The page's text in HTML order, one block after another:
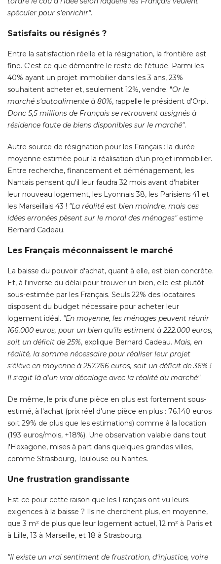
spéculer pour s'enrichir".
Satisfaits ou résignés ?
Entre la satisfaction réelle et la résignation, la frontière est
fine. C'est ce que démontre le reste de l'étude. Parmi les
40% ayant un projet immobilier dans les 3 ans, 23%
souhaitent acheter et, seulement 12%, vendre. "Or le
marché s'autoalimente à 80%, rappelle le président d'Orpi.
Donc 5,5 millions de Français se retrouvent assignés à
résidence faute de biens disponibles sur le marché".
Autre source de résignation pour les Français : la durée
moyenne estimée pour la réalisation d'un projet immobilier.
Entre recherche, financement et déménagement, les
Nantais pensent qu'il leur faudra 32 mois avant d'habiter
leur nouveau logement, les Lyonnais 38, les Parisiens 41 et
les Marseillais 43 ! "La réalité est bien moindre, mais ces
idées erronées pèsent sur le moral des ménages"estime
Bernard Cadeau.
Les Français méconnaissent le marché
La baisse du pouvoir d'achat, quant à elle, est bien concrète.
Et, à l'inverse du délai pour trouver un bien, elle est plutôt
sous-estimée par les Français. Seuls 22% des locataires
disposent du budget nécessaire pour acheter leur
logement idéal. "En moyenne, les ménages peuvent réunir
166.000 euros, pour un bien qu'ils estiment à 222.000 euros,
soit un déficit de 25%, explique Bernard Cadeau. Mais, en
réalité, la somme nécessaire pour réaliser leur projet
s'élève en moyenne à 257.766 euros, soit un déficit de 36% !
Il s'agit là d'un vrai décalage avec la réalité du marché".
De même, le prix d'une pièce en plus est fortement sous-
estimé, à l'achat (prix réel d'une pièce en plus : 76.140 euros
soit 29% de plus que les estimations) comme à la location
(193 euros/mois, +18%). Une observation valable dans tout
l'Hexagone, mises à part dans quelques grandes villes,
comme Strasbourg, Toulouse ou Nantes.
Une frustration grandissante
Est-ce pour cette raison que les Français ont vu leurs
exigences à la baisse ? Ils ne cherchent plus, en moyenne,
que 3 m² de plus que leur logement actuel, 12 m² à Paris et
à Lille, 13 à Marseille, et 18 à Strasbourg.
"Il existe un vrai sentiment de frustration, d'injustice, voire